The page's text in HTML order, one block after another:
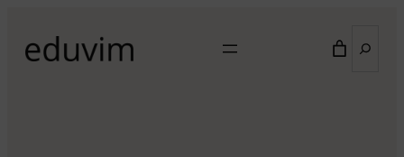
contenido